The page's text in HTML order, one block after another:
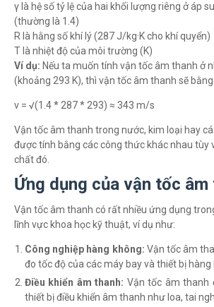
γ là hệ số tỷ lệ của hai khối lượng riêng ở áp
(thường là 1.4)
R là hằng số khí lý (287 J/kg·K cho khí quyển)
T là nhiệt độ của môi trường (K)
Ví dụ: Nếu ta muốn tính vận tốc âm thanh ở
(khoảng 293 K), thì vận tốc âm thanh sẽ bằng:
v = √(1.4 * 287 * 293) ≈ 343 m/s
Vận tốc âm thanh trong nước, kim loại hay
được tính bằng các công thức khác nhau tùy
chất đó.
Ứng dụng của vận tốc âm
Vận tốc âm thanh có rất nhiều ứng dụng
lĩnh vực khoa học kỹ thuật, ví dụ như:
Công nghiệp hàng không: Vận tốc âm
đo tốc độ của các máy bay và thiết bị hàng
Điều khiển âm thanh: Vận tốc âm thanh
thiết bị điều khiển âm thanh như loa, tai